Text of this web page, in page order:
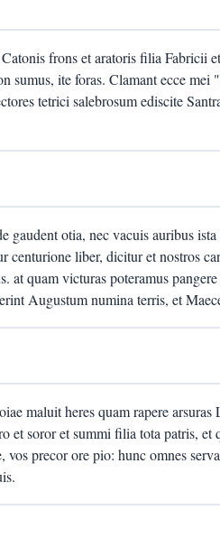
frons et aratoris filia Fabricii
sumus, ite foras. Clamant ecce mei
tetrici salebrosum ediscite
gaudent otia, nec vacuis auribus
centurione liber, dicitur et nostros
at quam victuras poteramus
Augustum numina terris, et
maluit heres quam rapere
et soror et summi filia tota patris, et
vos precor ore pio: hunc omnes